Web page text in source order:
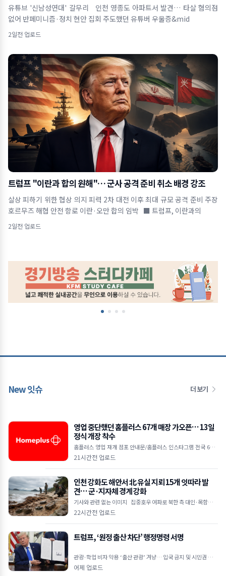
유튜브 '신남성연대' 갈무리 인천 영종도 아파트서 발견… 타살 혐의점
없어 반페미니즘·정치 현안 집회 주도했던 유튜버 우울증&mid
2일전 업로드
트럼프 "이란과 합의 원해"… 군사 공격 준비 취소 배경 강조
살상 피하기 위한 협상 의지 피력 2차 대전 이후 최대 규모 공격 준비 주장
호르무즈 해협 안전 항로 이란·오만 합의 임박 ■ 트럼프, 이란과의
2일전 업로드
New 잇슈 더 보기
영업 중단했던 홈플러스 67개 매장 가오픈… 13일
정식 개장 착수
홈플러스 영업 재개 점포 안내문/홈플러스 인스타그램 전국 67개
매장 7일 가오픈 시작으로 운영 점검 착수 12일까지 미비점 보완
21시간전 업로드
인천 강화도 해안서 北 유실 지뢰 15개 잇따라 발
견… 군·지자체 경계 강화
기사와 관련 없는 이미지 집중호우 여파로 북한 측 대인·목함지뢰
유입 추정 주민 신고 및 군 수색으로 발견… 인명 피해는 없어 강화
22시간전 업로드
트럼프, ‘원정 출산 차단’ 행정명령 서명
관광·학업 비자 악용 ‘출산 관광’ 겨냥… 입국 금지 및 시민권 부여
차단 외교공관 직원·적성국 출생 자녀도 대상&he
어제 업로드